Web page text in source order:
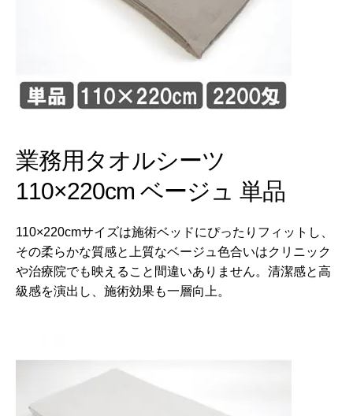
業務用タオルシーツ
110×220cm ベージュ 単品
110×220cmサイズは施術ベッドにぴったりフィットし、
その柔らかな質感と上質なベージュ色合いはクリニック
や治療院でも映えること間違いありません。清潔感と高
級感を演出し、施術効果も一層向上。